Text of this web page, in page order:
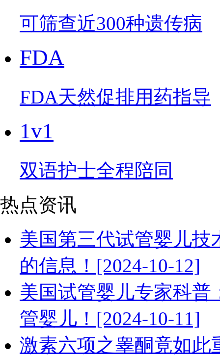
可筛查近300种遗传病
FDA
FDA天然促排用药指导
1v1
双语护士全程陪同
热点资讯
美国第三代试管婴儿
的信息！[2024-10-12]
美国试管婴儿专家科普
管婴儿！[2024-10-11]
激素六项之睾酮竟如此